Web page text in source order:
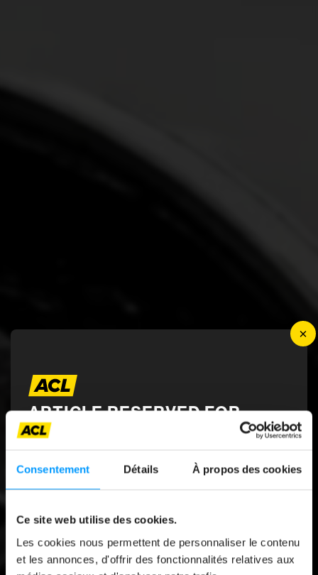
Consentement Détails À propos des cookies
Ce site web utilise des cookies.
Les cookies nous permettent de personnaliser le contenu
et les annonces, d'offrir des fonctionnalités relatives aux
12 CHARGING
STATIONS TESTED
Article réservé aux membres ACLTo
access it, log in with your MyACL
×
ARTICLE RESERVED FOR
ACL MEMBERS
To access it, log in with your MyACL credentials
Autotouring magazine.